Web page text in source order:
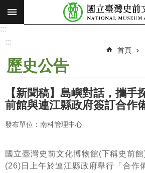
跳到主要內容區塊
搜
願
景
使
命
最
消
息
:::
:::
首頁
歷史公告
【新聞稿】島嶼對話，攜手
前館與連江縣政府簽訂合作
發布單位：南科管理中心
國立臺灣史前文化博物館(下稱史前館
(26) 日上午於連江縣政府舉行「合作